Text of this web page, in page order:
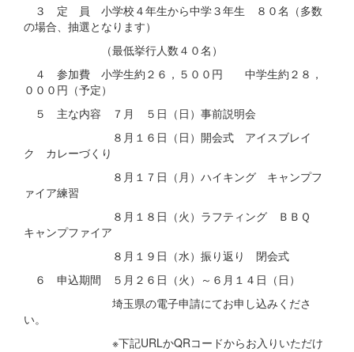
３ 定 員 小学校４年生から中学３年生 ８０名（多数
の場合、抽選となります）
（最低挙行人数４０名）
４ 参加費 小学生約２６，５００円 中学生約２８，
０００円（予定）
５ 主な内容 ７月 ５日（日）事前説明会
８月１６日（日）開会式 アイスブレイ
ク カレーづくり
８月１７日（月）ハイキング キャンプフ
ァイア練習
８月１８日（火）ラフティング ＢＢＱ
キャンプファイア
８月１９日（水）振り返り 閉会式
６ 申込期間 ５月２６日（火）～６月１４日（日）
埼玉県の電子申請にてお申し込みくださ
い。
※下記URLかQRコードからお入りいただけ